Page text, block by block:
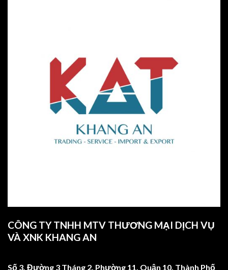
CÔNG TY TNHH MTV THƯƠNG MẠI DỊCH VỤ
VÀ XNK KHANG AN
Số 3, Đường 3 Tháng 2, Phường 11, Quận 10, Thành Phố